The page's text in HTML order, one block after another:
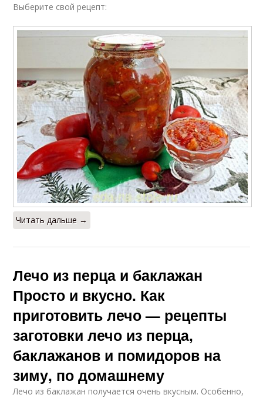
Выберите свой рецепт:
Читать дальше →
Лечо из перца и баклажан
Просто и вкусно. Как
приготовить лечо — рецепты
заготовки лечо из перца,
баклажанов и помидоров на
зиму, по домашнему
Лечо из баклажан получается очень вкусным. Особенно,